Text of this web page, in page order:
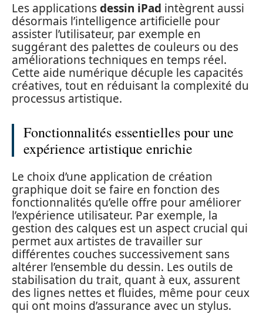
Les applicationsdessin iPad intègrent aussi
désormais l’intelligence artificielle pour
assister l’utilisateur, par exemple en
suggérant des palettes de couleurs ou des
améliorations techniques en temps réel.
Cette aide numérique décuple les capacités
créatives, tout en réduisant la complexité du
processus artistique.
Fonctionnalités essentielles pour une
expérience artistique enrichie
Le choix d’une application de création
graphique doit se faire en fonction des
fonctionnalités qu’elle offre pour améliorer
l’expérience utilisateur. Par exemple, la
gestion des calques est un aspect crucial qui
permet aux artistes de travailler sur
différentes couches successivement sans
altérer l’ensemble du dessin. Les outils de
stabilisation du trait, quant à eux, assurent
des lignes nettes et fluides, même pour ceux
qui ont moins d’assurance avec un stylus.